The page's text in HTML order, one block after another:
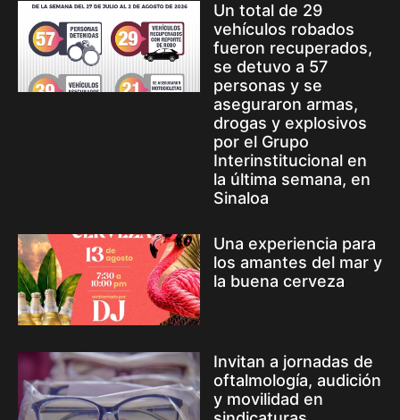
Un total de 29
vehículos robados
fueron recuperados,
se detuvo a 57
personas y se
aseguraron armas,
drogas y explosivos
por el Grupo
Interinstitucional en
la última semana, en
Sinaloa
Una experiencia para
los amantes del mar y
la buena cerveza
Invitan a jornadas de
oftalmología, audición
y movilidad en